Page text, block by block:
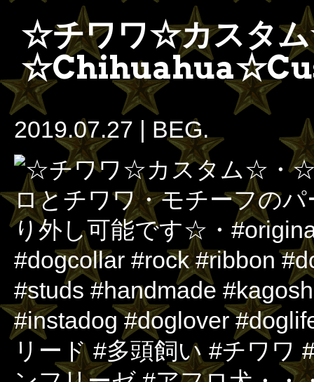
☆チワワ☆カスタ
2019.07.27 BEG.